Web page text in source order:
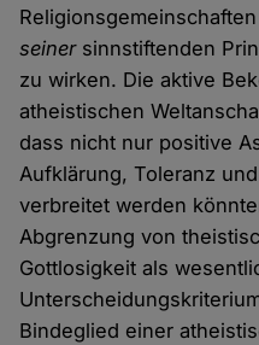
seinersinnstiftenden
zu wirken. Die aktive
atheistischen
dass nicht nur positive
Aufklärung, Toleranz
verbreitet werden
Abgrenzung von
Gottlosigkeit als
Bindeglied einer